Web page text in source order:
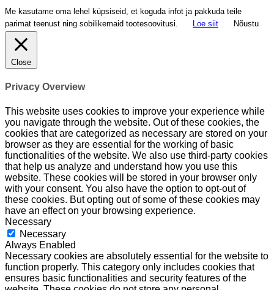
Me kasutame oma lehel küpsiseid, et koguda infot ja pakkuda teile
parimat teenust ning sobilikemaid tootesoovitusi.
Loe siit Nõustu
Close
Privacy Overview
This website uses cookies to improve your experience while
you navigate through the website. Out of these cookies, the
cookies that are categorized as necessary are stored on your
browser as they are essential for the working of basic
functionalities of the website. We also use third-party cookies
that help us analyze and understand how you use this
website. These cookies will be stored in your browser only
with your consent. You also have the option to opt-out of
these cookies. But opting out of some of these cookies may
have an effect on your browsing experience.
Necessary
Necessary
Always Enabled
Necessary cookies are absolutely essential for the website to
function properly. This category only includes cookies that
ensures basic functionalities and security features of the